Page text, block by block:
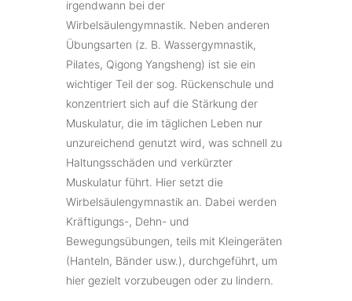
irgendwann bei der
Wirbelsäulengymnastik. Neben anderen
Übungsarten (z. B. Wassergymnastik,
Pilates, Qigong Yangsheng) ist sie ein
wichtiger Teil der sog. Rückenschule und
konzentriert sich auf die Stärkung der
Muskulatur, die im täglichen Leben nur
unzureichend genutzt wird, was schnell zu
Haltungsschäden und verkürzter
Muskulatur führt. Hier setzt die
Wirbelsäulengymnastik an. Dabei werden
Kräftigungs-, Dehn- und
Bewegungsübungen, teils mit Kleingeräten
(Hanteln, Bänder usw.), durchgeführt, um
hier gezielt vorzubeugen oder zu lindern.